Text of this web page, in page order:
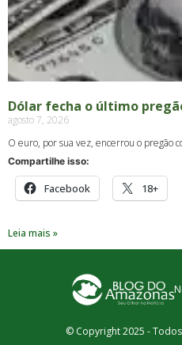
Dólar fecha o último
agosto 7, 2026
O euro, por sua vez, encerrou o pregão
Compartilhe isso:
Facebook 18+
Leia mais »
© Copyright 2025 -